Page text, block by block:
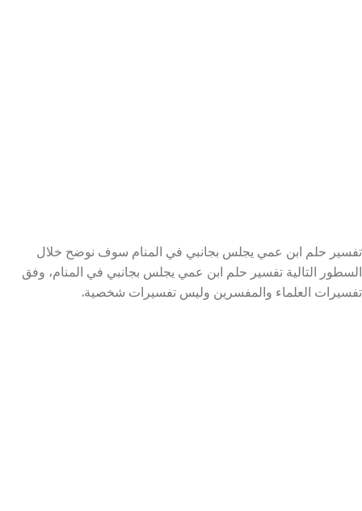
تفسير حلم ابن عمي يجلس بجانبي في المنام سوف نوضح خلال
السطور التالية تفسير حلم ابن عمي يجلس بجانبي في المنام، وفق
تفسيرات العلماء والمفسرين وليس تفسيرات شخصية.